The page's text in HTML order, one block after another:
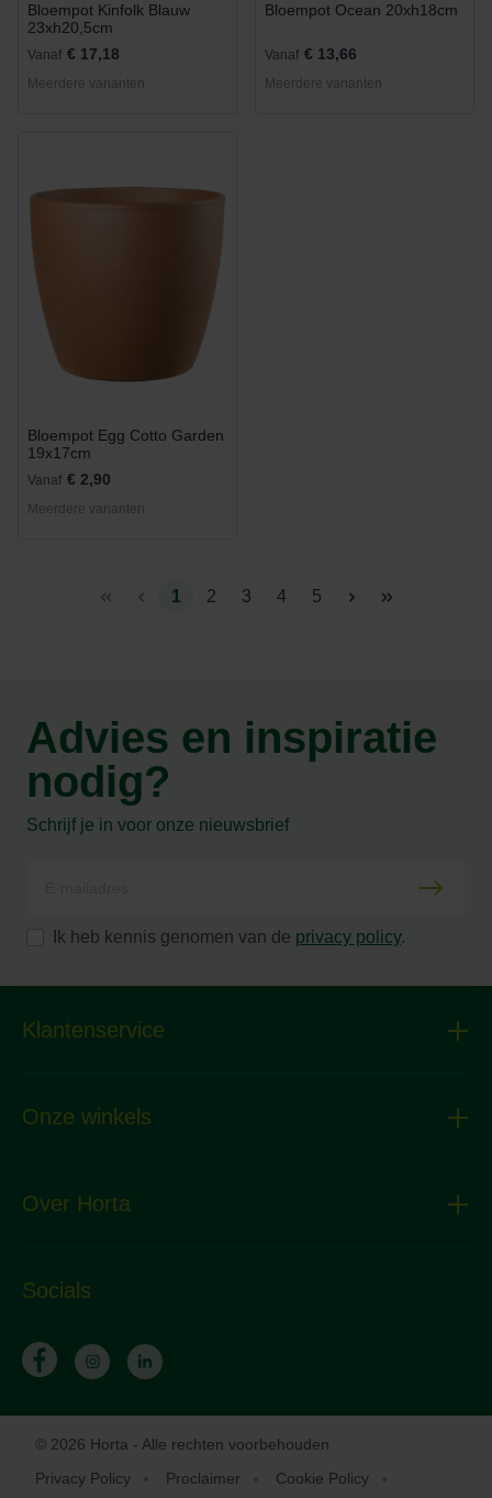
Bloempot Kinfolk Blauw
23xh20,5cm
Vanaf € 17,18
Meerdere varianten
Bloempot Ocean 20xh18cm
Vanaf € 13,66
Meerdere varianten
Bloempot Egg Cotto Garden
19x17cm
Vanaf € 2,90
Meerdere varianten
1 2 3 4 5
Advies en inspiratie
nodig?
Schrijf je in voor onze nieuwsbrief
Ik heb kennis genomen van de privacy policy.
Klantenservice
Onze winkels
Over Horta
Socials
© 2026 Horta - Alle rechten voorbehouden
Privacy Policy
Proclaimer
Cookie Policy